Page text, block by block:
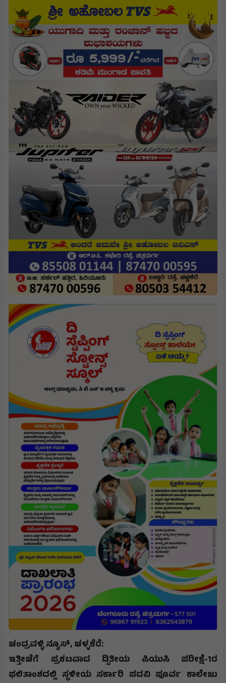
ಚಂದ್ರವಳ್ಳಿ ನ್ಯೂಸ್,​ಚಳ್ಳಕೆರೆ:
ಇತ್ತೀಚೆಗೆ ಪ್ರಕಟವಾದ ದ್ವಿತೀಯ ಪಿಯುಸಿ ಪರೀಕ್ಷೆ-1ರ
ಫಲಿತಾಂಶದಲ್ಲಿ ಸ್ಥಳೀಯ ಸರ್ಕಾರಿ ಪದವಿ ಪೂರ್ವ ಕಾಲೇಜು